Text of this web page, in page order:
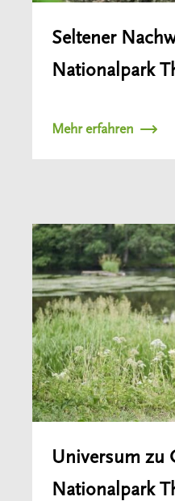
Seltener
Nationalpark
Mehr erfahren
Universum zu
Nationalpark